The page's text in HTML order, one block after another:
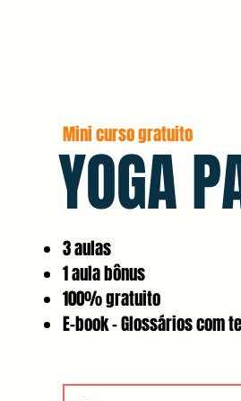
YOGA
Mini curso gratuito
3 aulas
1 aula bônus
100% gratuito
E-book - Glossários com